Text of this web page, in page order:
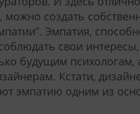
можно создать
Эмпатия,
свои
будущим психологам,
Кстати,
эмпатию одним из